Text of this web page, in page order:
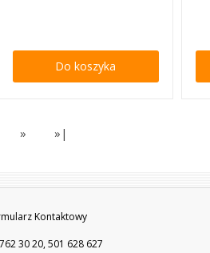
Do koszyka
» »|
Kontaktowy
30 20, 501 628 627